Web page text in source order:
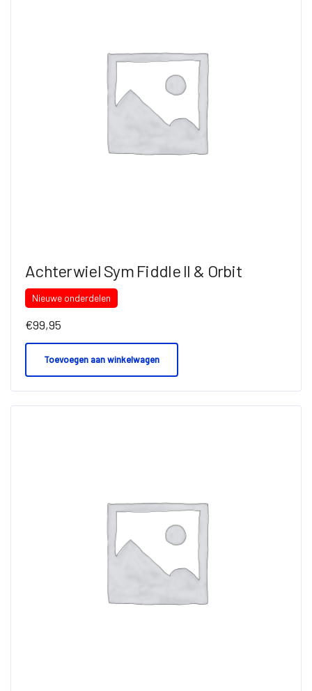
Achterwiel Sym Fiddle II & Orbit
Nieuwe onderdelen
€99,95
Toevoegen aan winkelwagen